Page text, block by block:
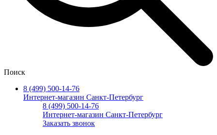
Поиск
8 (499) 500-14-76
Интернет-магазин Санкт-Петербург
8 (499) 500-14-76
Интернет-магазин Санкт-Петербург
Заказать звонок